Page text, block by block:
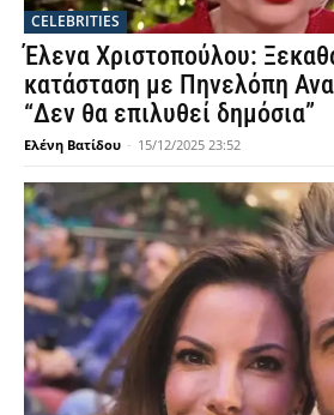
CELEBRITIES
Έλενα Χριστοπούλου:
κατάσταση με Πηνελόπη
“Δεν θα επιλυθεί δημόσια”
Ελένη Βατίδου - 15/12/2025 23:52